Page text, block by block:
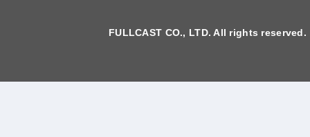
FULLCAST CO., LTD. All rights reserved.